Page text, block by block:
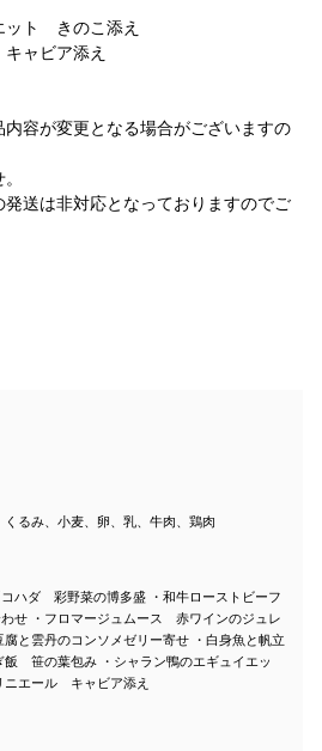
ット きのこ添え
ャビア添え
容が変更となる場合がございますの
送は非対応となっておりますのでご
くるみ、小麦、卵、乳、牛肉、鶏肉
ハダ 彩野菜の博多盛 ・和牛ローストビーフ
せ ・フロマージュムース 赤ワインのジュレ
と雲丹のコンソメゼリー寄せ ・白身魚と帆立
笹の葉包み ・シャラン鴨のエギュイエッ
ニエール キャビア添え